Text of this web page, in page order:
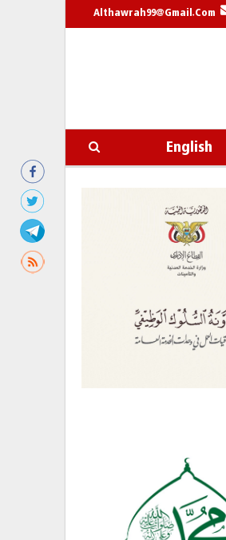
Althawrah99@gmail.com
English